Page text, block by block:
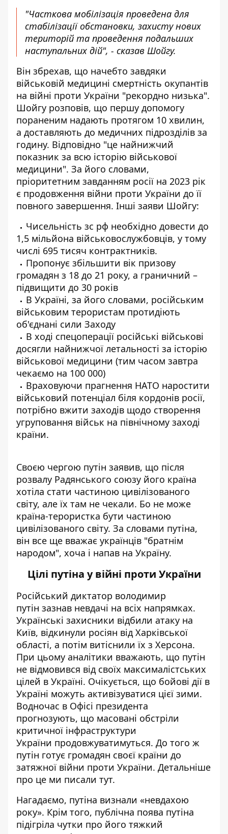
"Часткова мобілізація проведена для
стабілізації обстановки, захисту нових
територій та проведення подальших
наступальних дій", - сказав Шойгу.
Він збрехав, що начебто завдяки
військовій медицині смертність окупантів
на війні проти України "рекордно низька".
Шойгу розповів, що першу допомогу
пораненим надають протягом 10 хвилин,
а доставляють до медичних підрозділів за
годину. Відповідно "це найнижчий
показник за всю історію військової
медицини". За його словами,
пріоритетним завданням росії на 2023 рік
є продовження війни проти України до її
повного завершення. Інші заяви Шойгу:
Чисельність зс рф необхідно довести до
1,5 мільйона військовослужбовців, у тому
числі 695 тисяч контрактників.
Пропонує збільшити вік призову
громадян з 18 до 21 року, а граничний –
підвищити до 30 років
В Україні, за його словами, російським
військовим терористам протидіють
об'єднані сили Заходу
В ході спецоперації російські військові
досягли найнижчої летальності за історію
військової медицини (тим часом завтра
чекаємо на 100 000)
Враховуючи прагнення НАТО наростити
військовий потенціал біля кордонів росії,
потрібно вжити заходів щодо створення
угруповання військ на північному заході
країни.
Своєю чергою путін заявив, що після
розвалу Радянського союзу його країна
хотіла стати частиною цивілізованого
світу, але їх там не чекали. Бо не може
країна-терористка бути частиною
цивілізованого світу. За словами путіна,
він все ще вважає українців "братнім
народом", хоча і напав на Україну.
Цілі путіна у війні проти України
Російський диктатор володимир
путін зазнав невдачі на всіх напрямках.
Українські захисники відбили атаку на
Київ, відкинули росіян від Харківської
області, а потім витіснили їх з Херсона.
При цьому аналітики вважають, що путін
не відмовився від своїх максималістських
цілей в Україні. Очікується, що бойові дії в
Україні можуть активізуватися цієї зими.
Водночас в Офісі президента
прогнозують, що масовані обстріли
критичної інфраструктури
України продовжуватимуться. До того ж
путін готує громадян своєї країни до
затяжної війни проти України. Детальніше
про це ми писали тут.
Нагадаємо, путіна визнали «невдахою
року». Крім того, публічна поява путіна
підігріла чутки про його тяжкий